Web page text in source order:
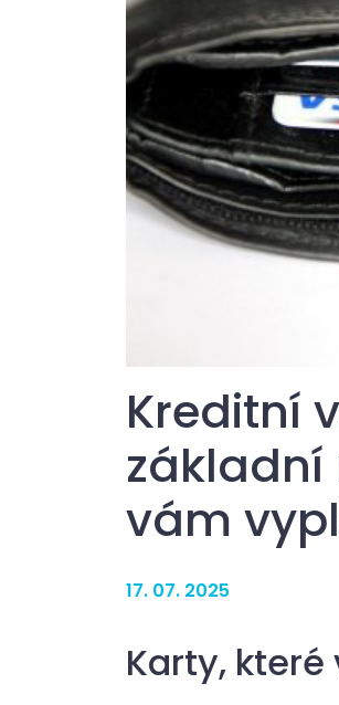
Kreditní
základní
vám
17. 07. 2025
Karty,